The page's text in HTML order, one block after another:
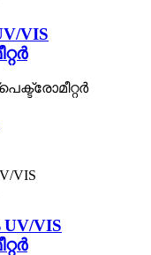
VIS
VIS